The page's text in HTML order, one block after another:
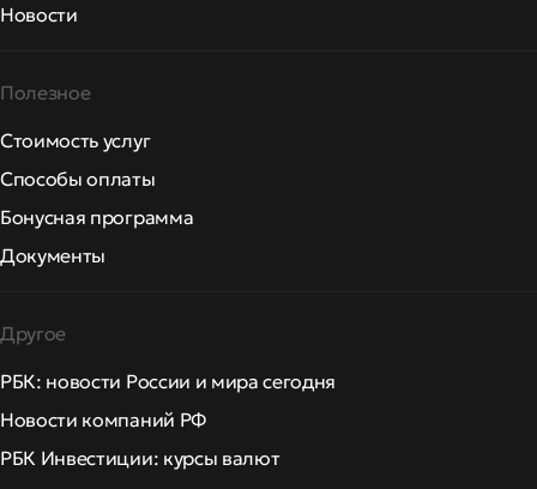
Новости
Полезное
Стоимость услуг
Способы оплаты
Бонусная программа
Документы
Другое
РБК: новости России и мира сегодня
Новости компаний РФ
РБК Инвестиции: курсы валют